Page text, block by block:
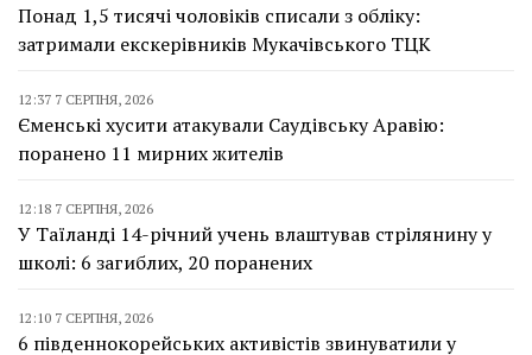
Понад 1,5 тисячі чоловіків списали з обліку:
затримали екскерівників Мукачівського ТЦК
12:37 7 СЕРПНЯ, 2026
Єменські хусити атакували Саудівську Аравію:
поранено 11 мирних жителів
12:18 7 СЕРПНЯ, 2026
У Таїланді 14-річний учень влаштував стрілянину у
школі: 6 загиблих, 20 поранених
12:10 7 СЕРПНЯ, 2026
6 південнокорейських активістів звинуватили у